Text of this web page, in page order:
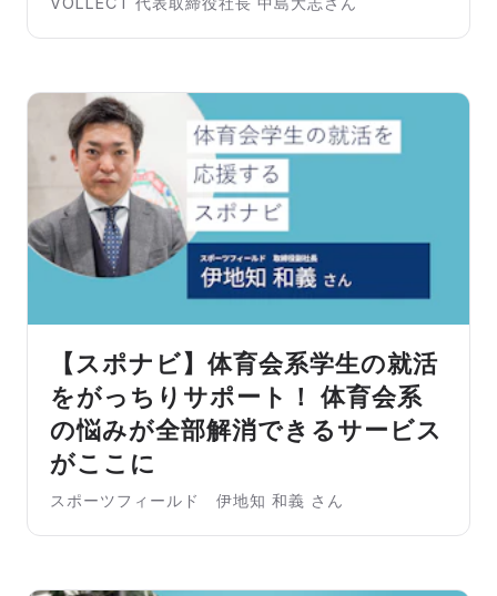
【スポナビ】体育会系学生の就活
をがっちりサポート！ 体育会系
の悩みが全部解消できるサービス
がここに
スポーツフィールド 伊地知 和義 さん